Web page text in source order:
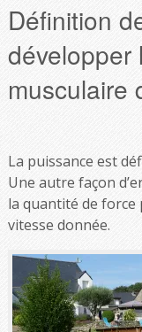
Définition
développer
musculaire
La puissance est
Une autre façon
la quantité de
vitesse donnée.